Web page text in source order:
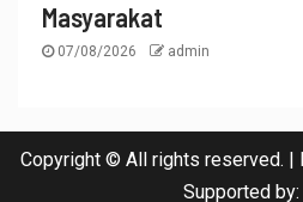
Masyarakat
07/08/2026 admin
Copyright © All rights reserved.
Supported by: